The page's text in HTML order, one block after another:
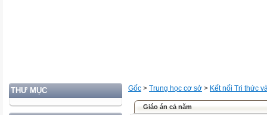
THƯ MỤC Gốc > Trung học cơ sở > Kết nối Tri thức
Giáo án cả năm